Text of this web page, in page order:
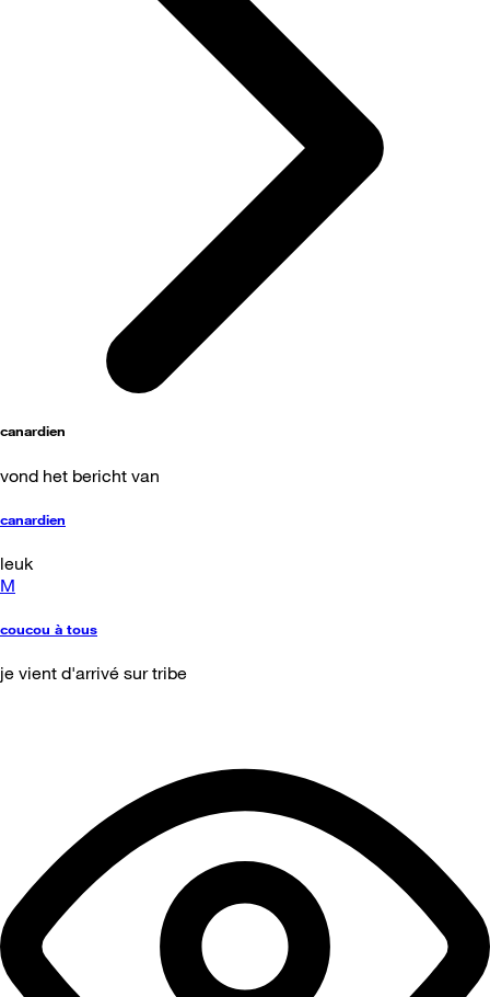
canardien
vond het bericht van
canardien
leuk
M
coucou à tous
je vient d'arrivé sur tribe